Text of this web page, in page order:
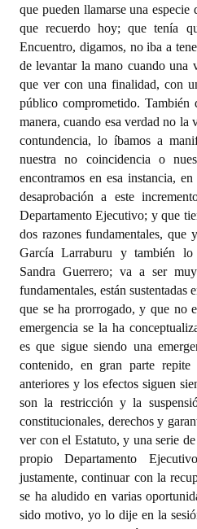
que pueden llamarse una
que recuerdo hoy; que tenía
Encuentro, digamos, no iba a
de levantar la mano cuando una
que ver con una finalidad, con
público comprometido. También
manera, cuando esa verdad no la
contundencia, lo íbamos a
nuestra no coincidencia o
encontramos en esa instancia,
desaprobación a este
Departamento Ejecutivo; y que
dos razones fundamentales, que
García Larraburu y también lo
Sandra Guerrero; va a ser
fundamentales, están sustentadas
que se ha prorrogado, y que no
emergencia se la ha
es que sigue siendo una
contenido, en gran parte
anteriores y los efectos siguen
son la restricción y la
constitucionales, derechos y
ver con el Estatuto, y una serie
propio Departamento
justamente, continuar con la
se ha aludido en varias
sido motivo, yo lo dije en la